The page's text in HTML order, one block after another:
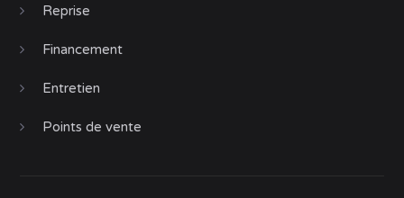
Reprise
Financement
Entretien
Points de vente